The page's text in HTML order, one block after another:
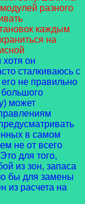
разного
каждым
на
хотя он
сталкиваюсь с
не правильно
может
в самом
не от всего
для того,
из зон, запаса
бы для замены
из расчета на